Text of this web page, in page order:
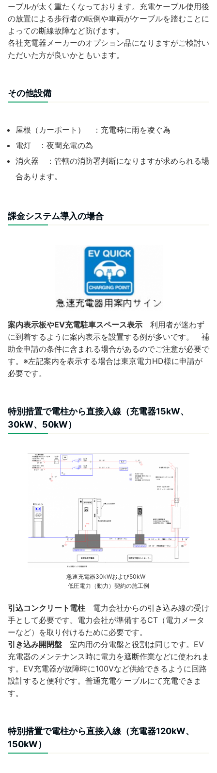
ーブルが太く重たくなっております。充電ケーブル使用後
の放置による歩行者の転倒や車両がケーブルを踏むことに
よっての断線故障など防げます。
各社充電器メーカーのオプション品になりますがご検討い
ただいた方が良いかともいます。
その他設備
屋根（カーポート） ：充電時に雨を凌ぐ為
電灯 ：夜間充電の為
消火器 ：管轄の消防署判断になりますが求められる場
合あります。
課金システム導入の場合
案内表示板やEV充電駐車スペース表示 利用者が迷わず
に到着するように案内表示を設置する例が多いです。 補
助金申請の条件に含まれる場合があるのでご注意が必要で
す。※左記案内を表示する場合は東京電力HD様に申請が
必要です。
特別措置で電柱から直接入線（充電器15kW、
30kW、50kW）
急速充電器30kWおよび50kW
低圧電力（動力）契約の施工例
引込コンクリート電柱 電力会社からの引き込み線の受け
手として必要です。電力会社が準備するCT（電力メータ
ーなど）を取り付けるために必要です。
引き込み開閉盤 室内用の分電盤と役割は同じです。EV
充電器のメンテナンス時に電力を遮断作業などに使われま
す。EV充電器が故障時に100Vなど供給できるように回路
設計すると便利です。普通充電ケーブルにて充電できま
す。
特別措置で電柱から直接入線（充電器120kW、
150kW）